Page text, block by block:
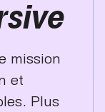
mission
et
Plus